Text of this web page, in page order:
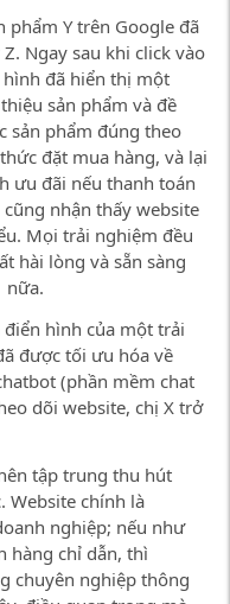
phẩm Y trên Google đã
Ngay sau khi click vào
đã hiển thị một
sản phẩm và đề
sản phẩm đúng theo
đặt mua hàng, và lại
ưu đãi nếu thanh toán
nhận thấy website
Mọi trải nghiệm đều
hài lòng và sẵn sàng
nữa.
điển hình của một trải
được tối ưu hóa về
(phần mềm chat
dõi website, chị X trở
tập trung thu hút
Website chính là
nghiệp; nếu như
hàng chỉ dẫn, thì
chuyên nghiệp thông